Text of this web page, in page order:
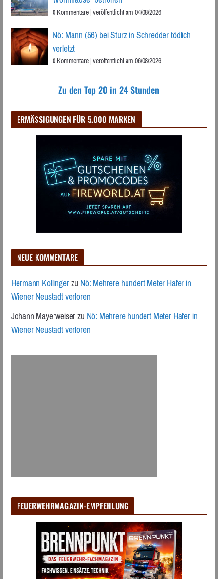
0 Kommentare|veröffentlicht am 04/08/2026
Nö: Mann (56) bei Sturz in Schredder tödlich
verletzt
0 Kommentare|veröffentlicht am 06/08/2026
Zu den Top 20 in 24 Stunden
ERMÄSSIGUNGEN FÜR 5.000 MARKEN
NEUE KOMMENTARE
Hermann KollingerzuNö: Mehrere hundert Meter Hafer in
Wiener Neustadt verloren
Johann MayerweiserzuNö: Mehrere hundert Meter Hafer in
Wiener Neustadt verloren
FEUERWEHRMAGAZIN-EMPFEHLUNG